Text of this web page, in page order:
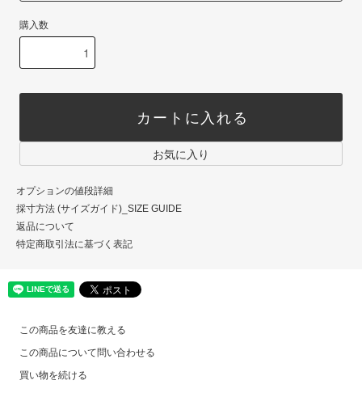
購入数
カートに入れる
お気に入り
オプションの値段詳細
採寸方法 (サイズガイド)_SIZE GUIDE
返品について
特定商取引法に基づく表記
この商品を友達に教える
この商品について問い合わせる
買い物を続ける